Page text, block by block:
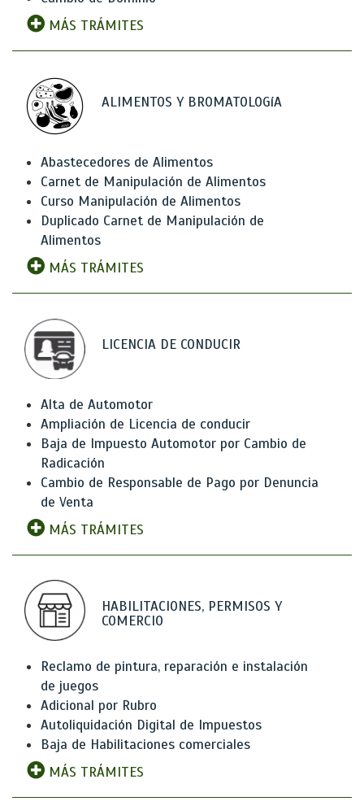
MÁS TRÁMITES
ALIMENTOS Y BROMATOLOGíA
Abastecedores de Alimentos
Carnet de Manipulación de Alimentos
Curso Manipulación de Alimentos
Duplicado Carnet de Manipulación de
Alimentos
MÁS TRÁMITES
LICENCIA DE CONDUCIR
Alta de Automotor
Ampliación de Licencia de conducir
Baja de Impuesto Automotor por Cambio de
Radicación
Cambio de Responsable de Pago por Denuncia
de Venta
MÁS TRÁMITES
HABILITACIONES, PERMISOS Y
COMERCIO
Reclamo de pintura, reparación e instalación
de juegos
Adicional por Rubro
Autoliquidación Digital de Impuestos
Baja de Habilitaciones comerciales
MÁS TRÁMITES